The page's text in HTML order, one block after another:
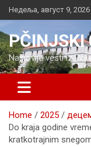
Skip
to
content
Недеља, август 9, 2026
PČINJSKI
Najnovije vesti iz
Home 2025
Do kraja godine
kratkotrajnim